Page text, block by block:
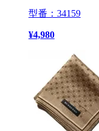
型番：34159
¥4,980